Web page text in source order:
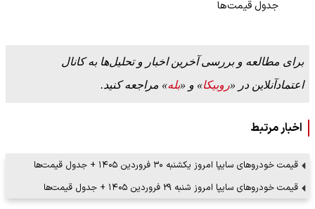
جدول قیمت‌ها
برای مطالعه و بررسی آخرین اخبار و تحلیل‌ها به کانال
اعتمادآنلاین در «روبیکا» و «بله» مراجعه کنید.
اخبار مرتبط
قیمت خودرو‌های سایپا امروز یکشنبه ۳۰ فروردین ۱۴۰۵ + جدول قیمت‌ها
قیمت خودرو‌های سایپا امروز شنبه ۲۹ فروردین ۱۴۰۵ + جدول قیمت‌ها